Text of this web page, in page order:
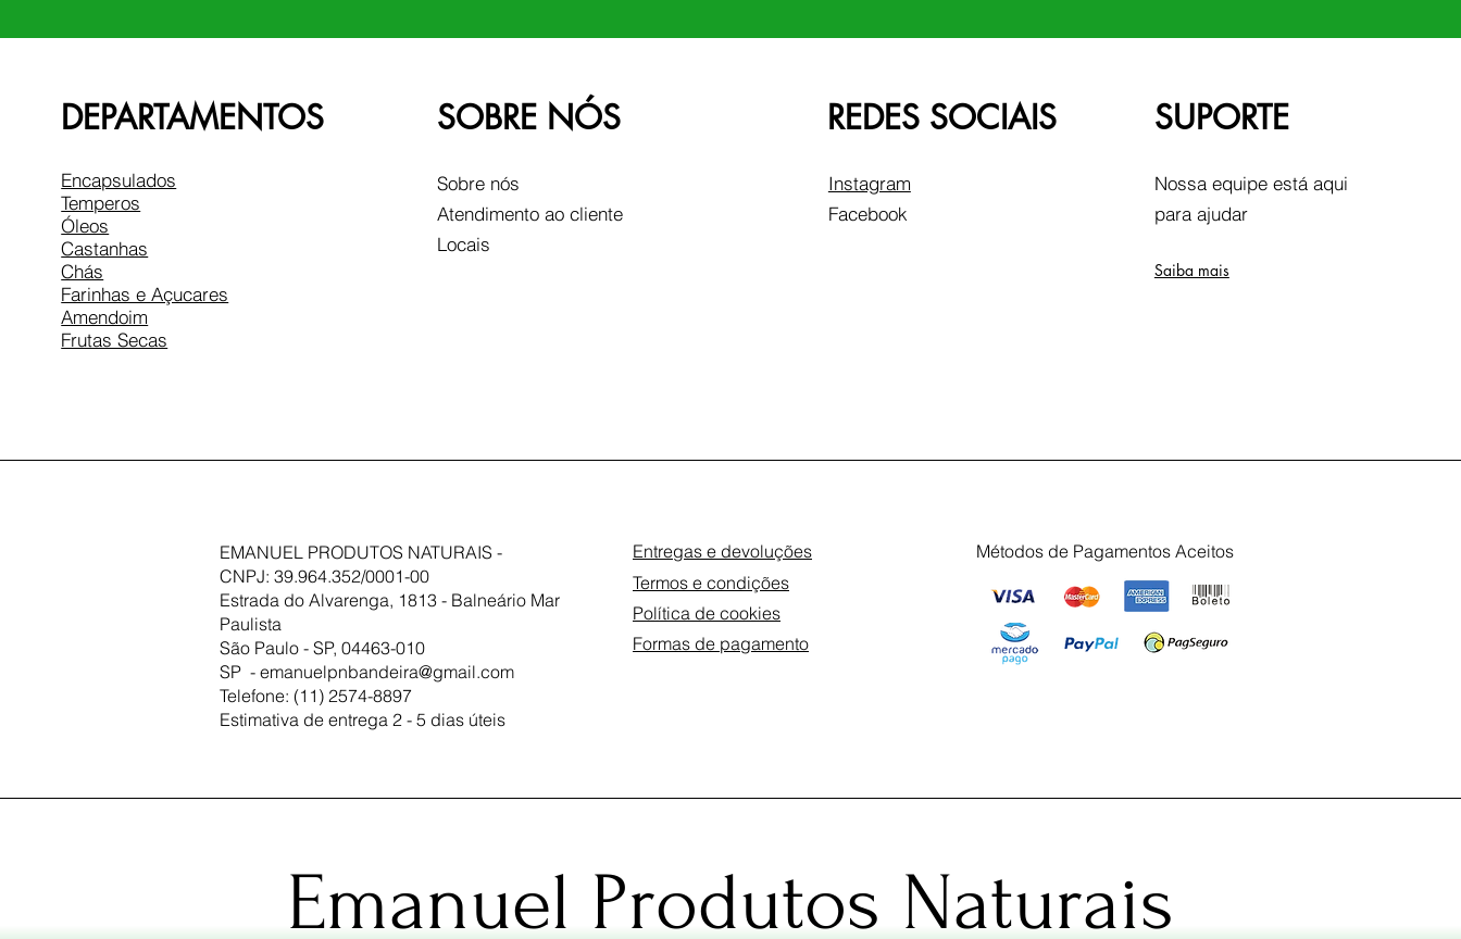
DEPARTAMENTOS
Encapsulados
Temperos
Óleos
Castanhas
Chás
Farinhas e Açucares
Amendoim
Frutas Secas
SOBRE NÓS
Sobre nós
Atendimento ao cliente
Locais
REDES SOCIAIS
Instagram
Facebook
SUPORTE
Nossa equipe está aqui
para ajudar
Saiba mais
EMANUEL PRODUTOS NATURAIS -
CNPJ: 39.964.352/0001-00
Estrada do Alvarenga, 1813 - Balneário Mar
Paulista
São Paulo - SP, 04463-010
SP - emanuelpnbandeira@gmail.com
Telefone: (11) 2574-8897
Estimativa de entrega 2 - 5 dias úteis
Entregas e devoluções
Termos e condições
Política de cookies
Formas de pagamento
Métodos de Pagamentos Aceitos
Emanuel Produtos Naturais